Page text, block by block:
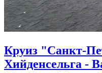
Круиз "Санкт-
Хийденсельга -